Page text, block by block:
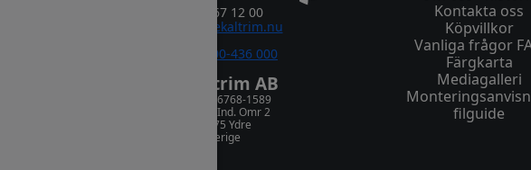
0381-67 12 00
order@dekaltrim.nu
0700-436 000
Dekaltrim AB
Orgnr. 556768-1589
Rydsnäs Ind. Omr 2
573 75 Ydre
Sverige
Kontakta oss
Köpvillkor
Vanliga frågor
Färgkarta
Mediagalleri
filguide